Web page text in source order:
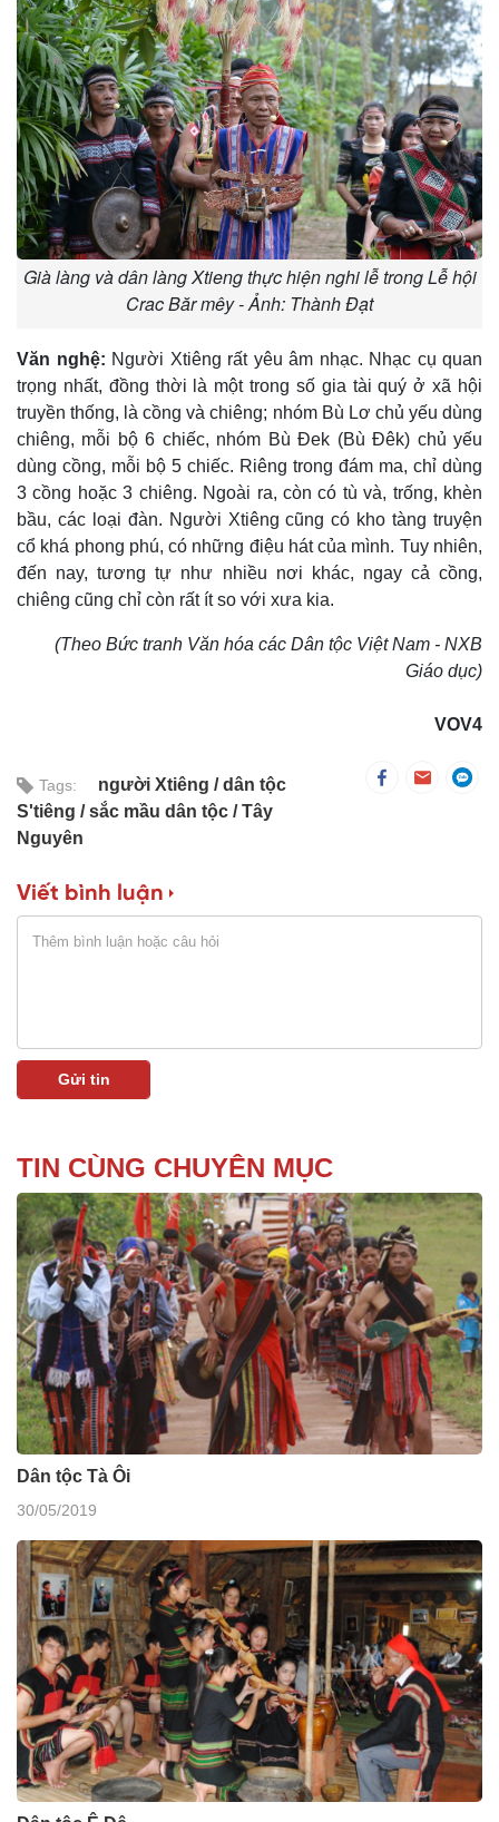
Già làng và dân làng Xtieng thực hiện nghi lễ trong Lễ hội
Crac Băr mêy - Ảnh: Thành Đạt
Văn nghệ: Người Xtiêng rất yêu âm nhạc. Nhạc cụ quan
trọng nhất, đồng thời là một trong số gia tài quý ở xã hội
truyền thống, là cồng và chiêng; nhóm Bù Lơ chủ yếu dùng
chiêng, mỗi bộ 6 chiếc, nhóm Bù Ðek (Bù Ðêk) chủ yếu
dùng cồng, mỗi bộ 5 chiếc. Riêng trong đám ma, chỉ dùng
3 cồng hoặc 3 chiêng. Ngoài ra, còn có tù và, trống, khèn
bầu, các loại đàn. Người Xtiêng cũng có kho tàng truyện
cổ khá phong phú, có những điệu hát của mình. Tuy nhiên,
đến nay, tương tự như nhiều nơi khác, ngay cả cồng,
chiêng cũng chỉ còn rất ít so với xưa kia.
(Theo Bức tranh Văn hóa các Dân tộc Việt Nam - NXB
Giáo dục)
VOV4
Tags: người Xtiêng
dân tộc
S'tiêng
sắc mầu dân tộc
Tây
Nguyên
Viết bình luận
TIN CÙNG CHUYÊN MỤC
Dân tộc Tà Ôi
30/05/2019